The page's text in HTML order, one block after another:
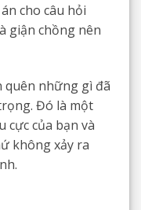
cho câu hỏi
giận chồng nên
quên những gì đã
Đó là một
cực của bạn và
không xảy ra